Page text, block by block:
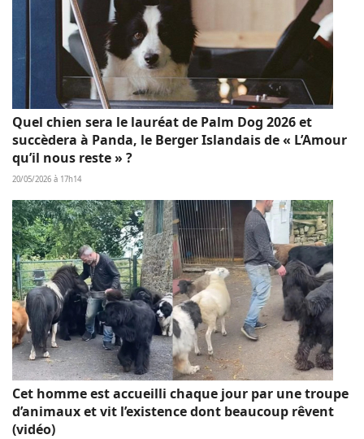
Quel chien sera le lauréat de Palm Dog 2026 et
succèdera à Panda, le Berger Islandais de « L’Amour
qu’il nous reste » ?
20/05/2026 à 17h14
Cet homme est accueilli chaque jour par une troupe
d’animaux et vit l’existence dont beaucoup rêvent
(vidéo)